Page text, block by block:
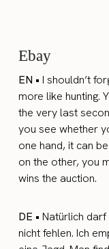
Ebay
EN •I shouldn’t
more like hunting.
the very last
you see whether
one hand, it can
on the other, you
wins the auction.
DE •Natürlich
nicht fehlen. Ich